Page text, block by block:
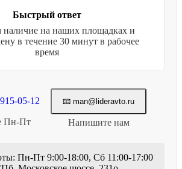
Быстрый ответ
на наших площадках и
в течение 30 минут в рабочее
время
05-12
Пн-Пт
📧 man@lideravto.ru
Напишите нам
Пн-Пт 9:00-18:00, Сб 11:00-17:00